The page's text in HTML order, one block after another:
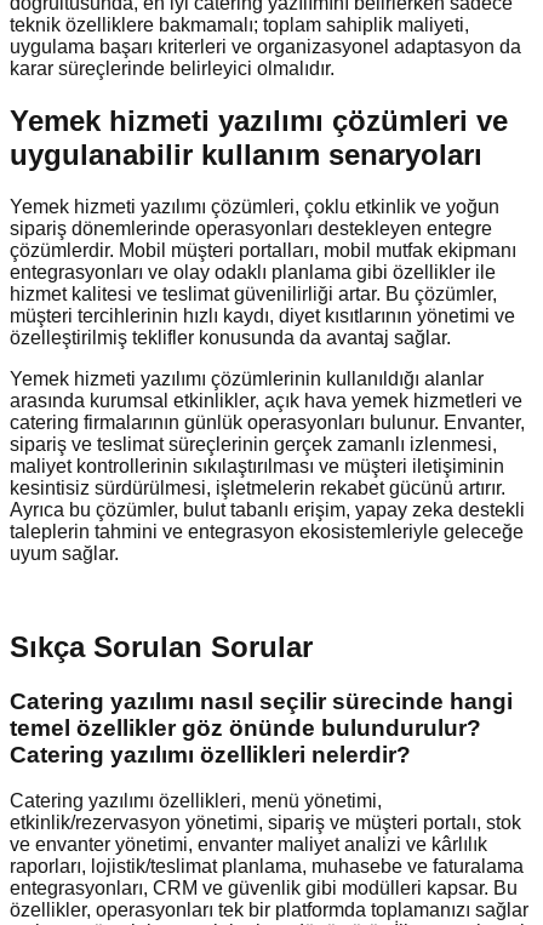
teknik özelliklere bakmamalı; toplam sahiplik maliyeti,
uygulama başarı kriterleri ve organizasyonel adaptasyon da
karar süreçlerinde belirleyici olmalıdır.
Yemek hizmeti yazılımı çözümleri ve
uygulanabilir kullanım senaryoları
Yemek hizmeti yazılımı çözümleri, çoklu etkinlik ve yoğun
sipariş dönemlerinde operasyonları destekleyen entegre
çözümlerdir. Mobil müşteri portalları, mobil mutfak ekipmanı
entegrasyonları ve olay odaklı planlama gibi özellikler ile
hizmet kalitesi ve teslimat güvenilirliği artar. Bu çözümler,
müşteri tercihlerinin hızlı kaydı, diyet kısıtlarının yönetimi ve
özelleştirilmiş teklifler konusunda da avantaj sağlar.
Yemek hizmeti yazılımı çözümlerinin kullanıldığı alanlar
arasında kurumsal etkinlikler, açık hava yemek hizmetleri ve
catering firmalarının günlük operasyonları bulunur. Envanter,
sipariş ve teslimat süreçlerinin gerçek zamanlı izlenmesi,
maliyet kontrollerinin sıkılaştırılması ve müşteri iletişiminin
kesintisiz sürdürülmesi, işletmelerin rekabet gücünü artırır.
Ayrıca bu çözümler, bulut tabanlı erişim, yapay zeka destekli
taleplerin tahmini ve entegrasyon ekosistemleriyle geleceğe
uyum sağlar.
Sıkça Sorulan Sorular
Catering yazılımı nasıl seçilir sürecinde hangi
temel özellikler göz önünde bulundurulur?
Catering yazılımı özellikleri nelerdir?
Catering yazılımı özellikleri, menü yönetimi,
etkinlik/rezervasyon yönetimi, sipariş ve müşteri portalı, stok
ve envanter yönetimi, envanter maliyet analizi ve kârlılık
raporları, lojistik/teslimat planlama, muhasebe ve faturalama
entegrasyonları, CRM ve güvenlik gibi modülleri kapsar. Bu
özellikler, operasyonları tek bir platformda toplamanızı sağlar